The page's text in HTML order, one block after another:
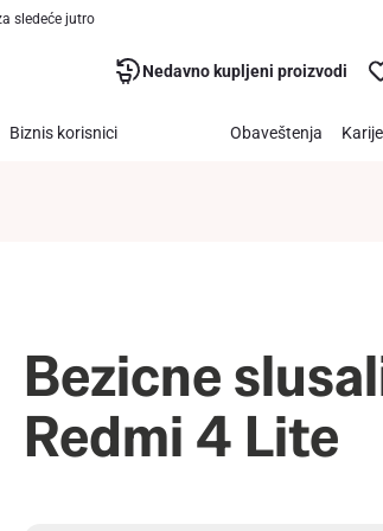
sledeće jutro
Nedavno kupljeni proizvodi
Biznis korisnici Obaveštenja
Bezicne
Redmi 4 Lite